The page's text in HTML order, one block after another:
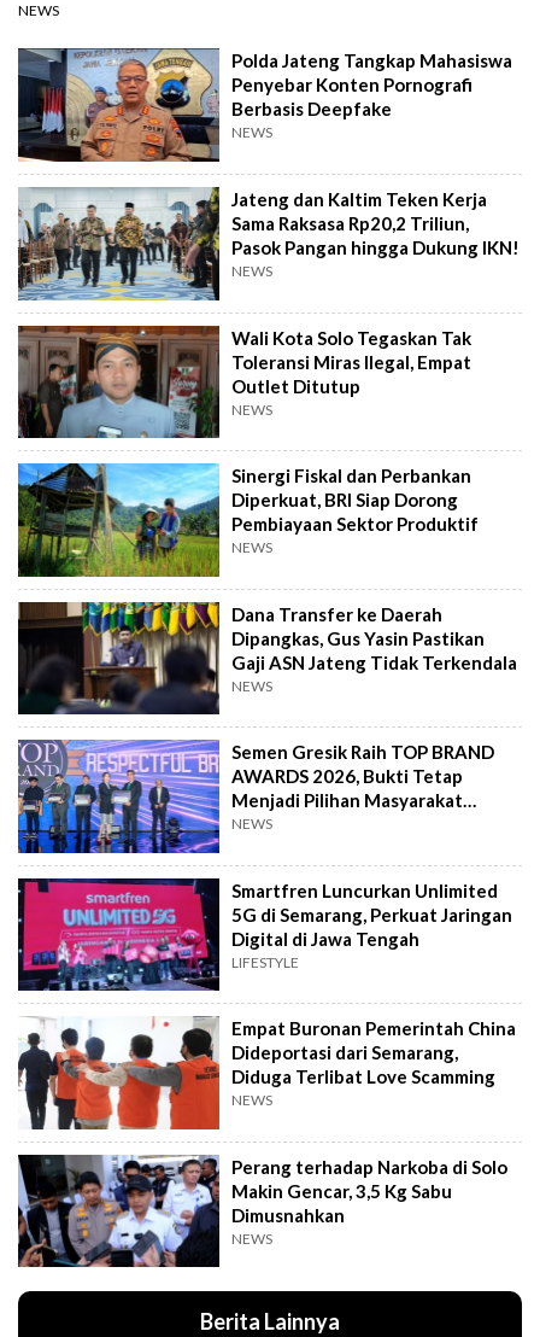
NEWS
Polda Jateng Tangkap Mahasiswa
Penyebar Konten Pornografi
Berbasis Deepfake
NEWS
Jateng dan Kaltim Teken Kerja
Sama Raksasa Rp20,2 Triliun,
Pasok Pangan hingga Dukung IKN!
NEWS
Wali Kota Solo Tegaskan Tak
Toleransi Miras Ilegal, Empat
Outlet Ditutup
NEWS
Sinergi Fiskal dan Perbankan
Diperkuat, BRI Siap Dorong
Pembiayaan Sektor Produktif
NEWS
Dana Transfer ke Daerah
Dipangkas, Gus Yasin Pastikan
Gaji ASN Jateng Tidak Terkendala
NEWS
Semen Gresik Raih TOP BRAND
AWARDS 2026, Bukti Tetap
Menjadi Pilihan Masyarakat
Indonesia
NEWS
Smartfren Luncurkan Unlimited
5G di Semarang, Perkuat Jaringan
Digital di Jawa Tengah
LIFESTYLE
Empat Buronan Pemerintah China
Dideportasi dari Semarang,
Diduga Terlibat Love Scamming
NEWS
Perang terhadap Narkoba di Solo
Makin Gencar, 3,5 Kg Sabu
Dimusnahkan
NEWS
Berita Lainnya